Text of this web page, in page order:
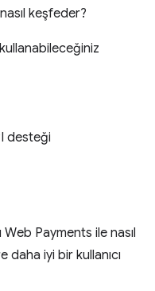
keşfeder?
desteği
Payments ile nasıl
iyi bir kullanıcı